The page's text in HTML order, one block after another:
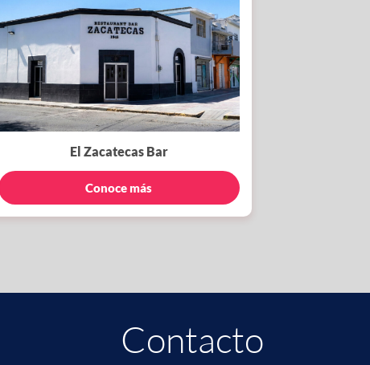
El Zacatecas Bar
Conoce más
Contacto